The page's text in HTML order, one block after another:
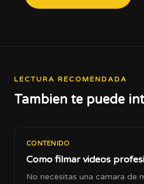
LECTURA RECOMENDADA
Tambien te puede
CONTENIDO
Como filmar videos
No necesitas una camara de